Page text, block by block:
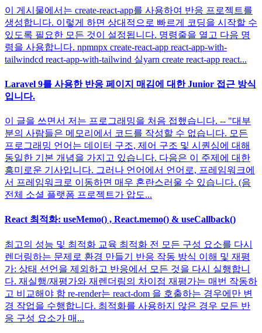
이 게시물에서는 create-react-app를 사용하여 반응 프로젝트를
생성합니다. 이렇게 하면 상대적으로 빠르게 코딩을 시작할 수
있도록 필요한 모든 것이 설정됩니다. 명령줄을 열고 다음 명
령을 사용합니다. npmnpx create-react-app react-app-with-
tailwindcd react-app-with-tailwind 실yarn create react-app react...
Laravel 9를 사용한 반응 페이지 매김에 대한 Junior 접근 방식
입니다.
이 글을 쓰면서 저는 프로그래밍을 처음 접했습니다. -- "대부
분의 사람들은 메모리에서 코드를 작성할 수 없습니다. 모든
프로그래밍 언어는 데이터 구조, 제어 구조 및 시퀀싱에 대해
동일한 기본 개념을 가지고 있습니다. 다음은 이 주제에 대한
흥미로운 기사입니다. 그러나 언어에서 언어로, 프레임워크에
서 프레임워크로 이동하면 매우 혼란스러울 수 있습니다. (음
전체 소셜 플랫폼 프로젝트가 압도...
React 최적화: useMemo() , React.memo() & useCallback()
최고의 성능 및 최적화 교육 최적화 전 모든 구성 요소를 다시
렌더링하는 문제로 환경 만들기 반응 작동 방식 이해 및 재평
가: 상태 선언을 제외하고 반응에서 모든 것을 다시 실행합니
다. 재실행/재평가와 재렌더링의 차이점 재평가는 매번 작동하
고 비교해야 함 re-render는 react-dom 을 호출하는 경우에만 변
경 작업을 수행합니다. 최적화를 사용하지 않은 경우 모든 반
응 구성 요소가 매...